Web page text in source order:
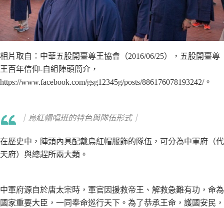
相片取自：中華五股開臺尊王協會（2016/06/25），五股開臺尊
王百年信仰-自組陣頭簡介，
https://www.facebook.com/gsg12345g/posts/886176078193242/。
｜烏紅帽唱班的特色與隊伍形式｜
在歷史中，陣頭內具配戴烏紅帽服飾的隊伍，可分為中軍府（代
天府）與總趕所兩大類。
中軍府源自於唐太宗時，軍官因援救帝王、解救急難有功，命為
國家重要大臣，一同奉命巡行天下。為了恭承王命，護國安民，